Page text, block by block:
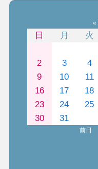
«
日 月 火
2
3 4
9
10 11
16
17 18
23
24 25
30
31
前日